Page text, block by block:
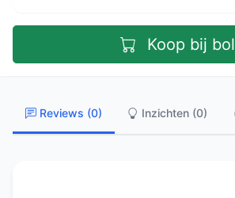
Koop bij bol
Reviews (0) Inzichten (0)